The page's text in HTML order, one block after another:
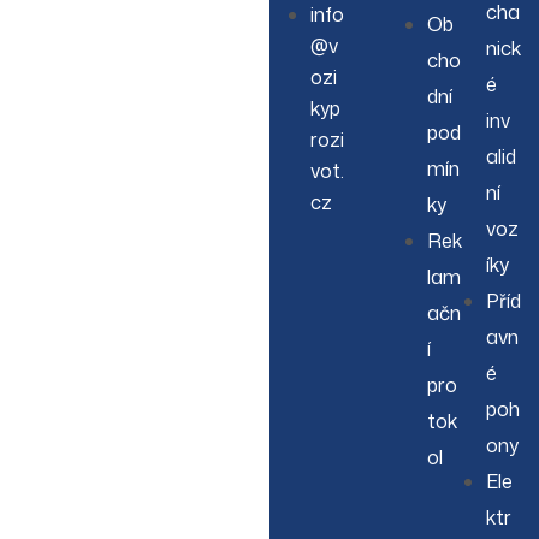
info
@v
ozi
kyp
rozi
vot.
cz
Ob
cho
dní
pod
mín
ky
Rek
lam
ačn
í
pro
tok
ol
cha
nick
é
inv
alid
ní
voz
íky
Příd
avn
é
poh
ony
Ele
ktr